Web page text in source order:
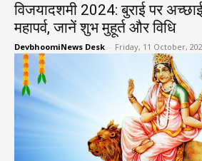
विजयादशमी 2024: बुराई पर
महापर्व, जानें शुभ मुहूर्त और विधि
DevbhoomiNews Desk - Friday, 11 October,